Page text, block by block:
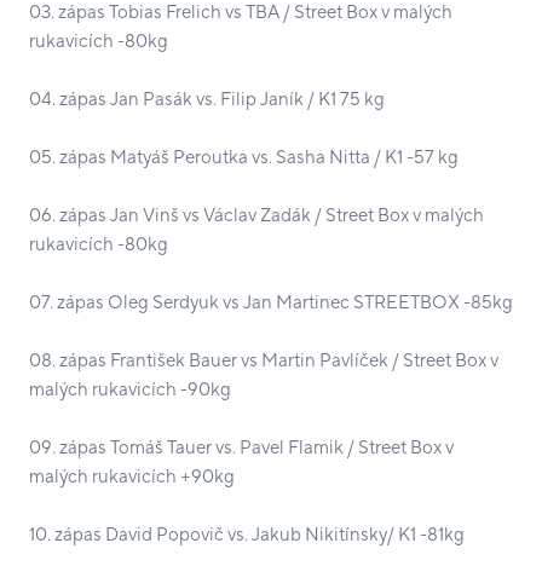
03. zápas Tobias Frelich vs TBA / Street Box v malých
rukavicích -80kg
04. zápas Jan Pasák vs. Filip Janík / K1 75 kg
05. zápas Matyáš Peroutka vs. Sasha Nitta / K1 -57 kg
06. zápas Jan Vinš vs Václav Zadák / Street Box v malých
rukavicích -80kg
07. zápas Oleg Serdyuk vs Jan Martinec STREETBOX -85kg
08. zápas František Bauer vs Martin Pavlíček / Street Box v
malých rukavicích -90kg
09. zápas Tomáš Tauer vs. Pavel Flamik / Street Box v
malých rukavicích +90kg
10. zápas David Popovič vs. Jakub Nikitínsky/ K1 -81kg